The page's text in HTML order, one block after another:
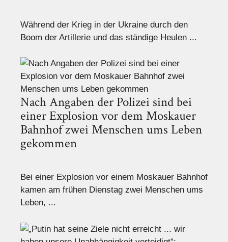
Während der Krieg in der Ukraine durch den
Boom der Artillerie und das ständige Heulen ...
Nach Angaben der Polizei sind bei
einer Explosion vor dem Moskauer
Bahnhof zwei Menschen ums Leben
gekommen
Bei einer Explosion vor einem Moskauer Bahnhof
kamen am frühen Dienstag zwei Menschen ums
Leben, ...